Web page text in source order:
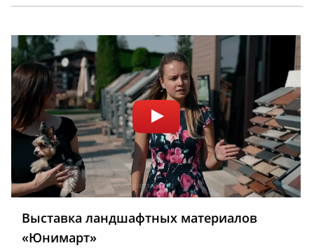
Выставка ландшафтных материалов
«Юнимарт»